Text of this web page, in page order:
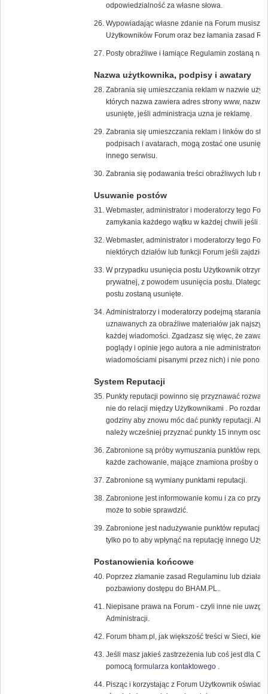
odpowiedzialność za własne słowa.
Wypowiadając własne zdanie na Forum musisz
Użytkowników Forum oraz bez łamania zasad
Posty obraźliwe i łamiące Regulamin zostaną
Nazwa użytkownika, podpisy i awatary
Zabrania się umieszczania reklam w nazwie
których nazwa zawiera adres strony www,
usunięte, jeśli administracja uzna je reklamę.
Zabrania się umieszczania reklam i linków do
podpisach i avatarach, mogą zostać one
innego serwisu.
Zabrania się podawania treści obraźliwych lub
Usuwanie postów
Webmaster, administrator i moderatorzy tego
zamykania każdego wątku w każdej chwili jeśli
Webmaster, administrator i moderatorzy tego
niektórych działów lub funkcji Forum jeśli zajdzie
W przypadku usunięcia postu Użytkownik
prywatnej, z powodem usunięcia postu. Dlatego
postu zostaną usunięte.
Administratorzy i moderatorzy podejmą starania
uznawanych za obraźliwe materiałów jak
każdej wiadomości. Zgadzasz się więc, że
poglądy i opinie jego autora a nie
wiadomościami pisanymi przez nich) i nie
System Reputacji
Punkty reputacji powinno się przyznawać
nie do relacji między Użytkownikami . Po
godziny aby znowu móc dać punkty reputacji.
należy wcześniej przyznać punkty 15 innym
Zabronione są próby wymuszania punktów
każde zachowanie, mające znamiona prośby o
Zabronione są wymiany punktami reputacji.
Zabronione jest informowanie komu i za co
może to sobie sprawdzić.
Zabronione jest nadużywanie punktów reputacji,
tylko po to aby wpłynąć na reputację innego
Postanowienia końcowe
Poprzez złamanie zasad Regulaminu lub
pozbawiony dostępu do BHAM.PL..
Niepisane prawa na Forum - czyli inne nie
Administracji.
Forum bham.pl, jak większość treści w Sieci,
Jeśli masz jakieś zastrzeżenia lub coś jest dla
pomocą formularza kontaktowego.
Pisząc i korzystając z Forum Użytkownik